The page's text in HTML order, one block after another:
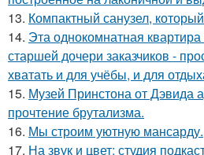
13. Компактный санузел,
14. Эта однокомнатная
старшей дочери заказчиков -
хватать и для учёбы, и для
15. Музей Принстона от Дэвида
прочтение брутализма.
16. Мы строим уютную мансарду.
17. На звук и цвет: студия